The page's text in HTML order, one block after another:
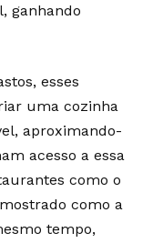
ganhando
esses
uma cozinha
aproximando-
acesso a essa
como o
como a
tempo,